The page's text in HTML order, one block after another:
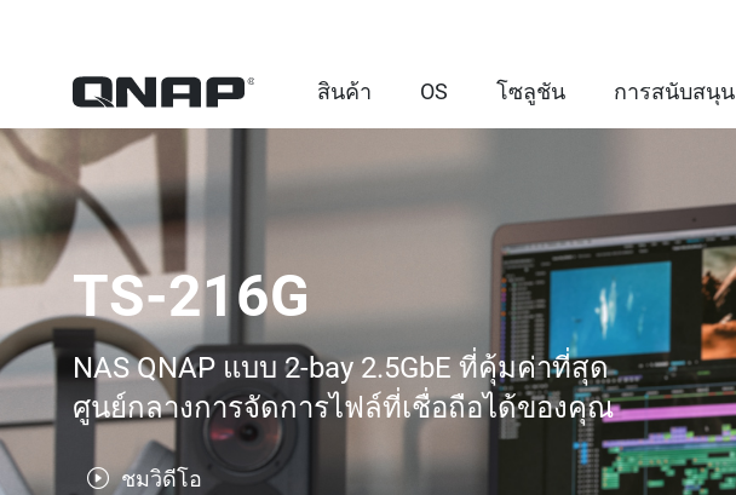
สินค้า OS โซลูชัน การสนับสนุน
TS-216G
NAS QNAP แบบ 2-bay 2.5GbE ที่คุ้มค่าที่สุด
ศูนย์กลางการจัดการไฟล์ที่เชื่อถือได้ของคุณ
ชมวิดีโอ